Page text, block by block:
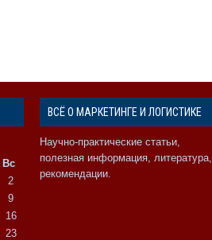
Вс
2
9
16
23
ВСЁ О МАРКЕТИНГЕ И ЛОГИСТИКЕ
Научно-практические статьи,
полезная информация, литература,
рекомендации.